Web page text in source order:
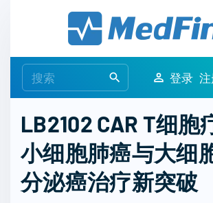
e
r
c
h
f
登录
LB2102 CAR T细胞
小细胞肺癌与大细
分泌癌治疗新突破